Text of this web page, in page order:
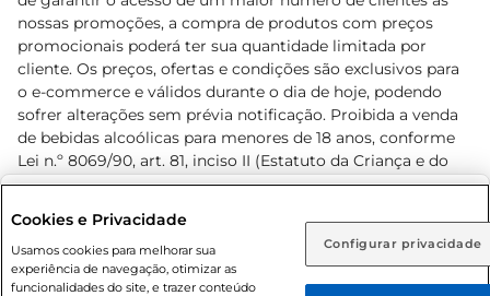
Rio de Janeiro (RJ) Goiás (GO)
Ou
nossas promoções, a compra de produtos com preços
promocionais poderá ter sua quantidade limitada por
cliente. Os preços, ofertas e condições são exclusivos para
o e-commerce e válidos durante o dia de hoje, podendo
sofrer alterações sem prévia notificação. Proibida a venda
de bebidas alcoólicas para menores de 18 anos, conforme
Lei n.º 8069/90, art. 81, inciso II (Estatuto da Criança e do
Adolescente). Preços e condições exclusivos para o
prévio. O valor mínimo para as compras on-line é de R$
80,00.
Cookies e Privacidade
Usamos cookies para melhorar sua
experiência de navegação, otimizar as
funcionalidades do site, e trazer conteúdo
Configurar privacidade